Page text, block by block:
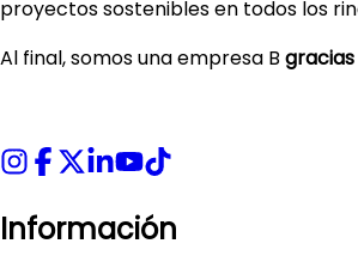
proyectos sostenibles en todos los
Al final, somos una empresa B
Información